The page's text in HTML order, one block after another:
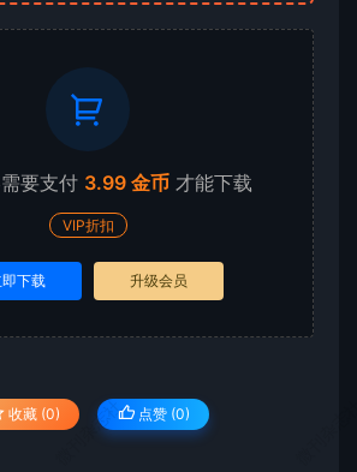
要支付 3.99 金币 才能下载
VIP折扣
下载 升级会员
收藏 (0) 点赞 (0)
微刊杂志社